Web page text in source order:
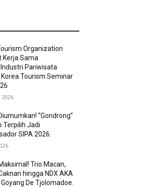
Organization
Kerja Sama
Pariwisata
Tourism Seminar
2026
“Gondrong”
Terpilih Jadi
SIPA 2026.
Trio Macan,
hingga NDX AKA
De Tjolomadoe.